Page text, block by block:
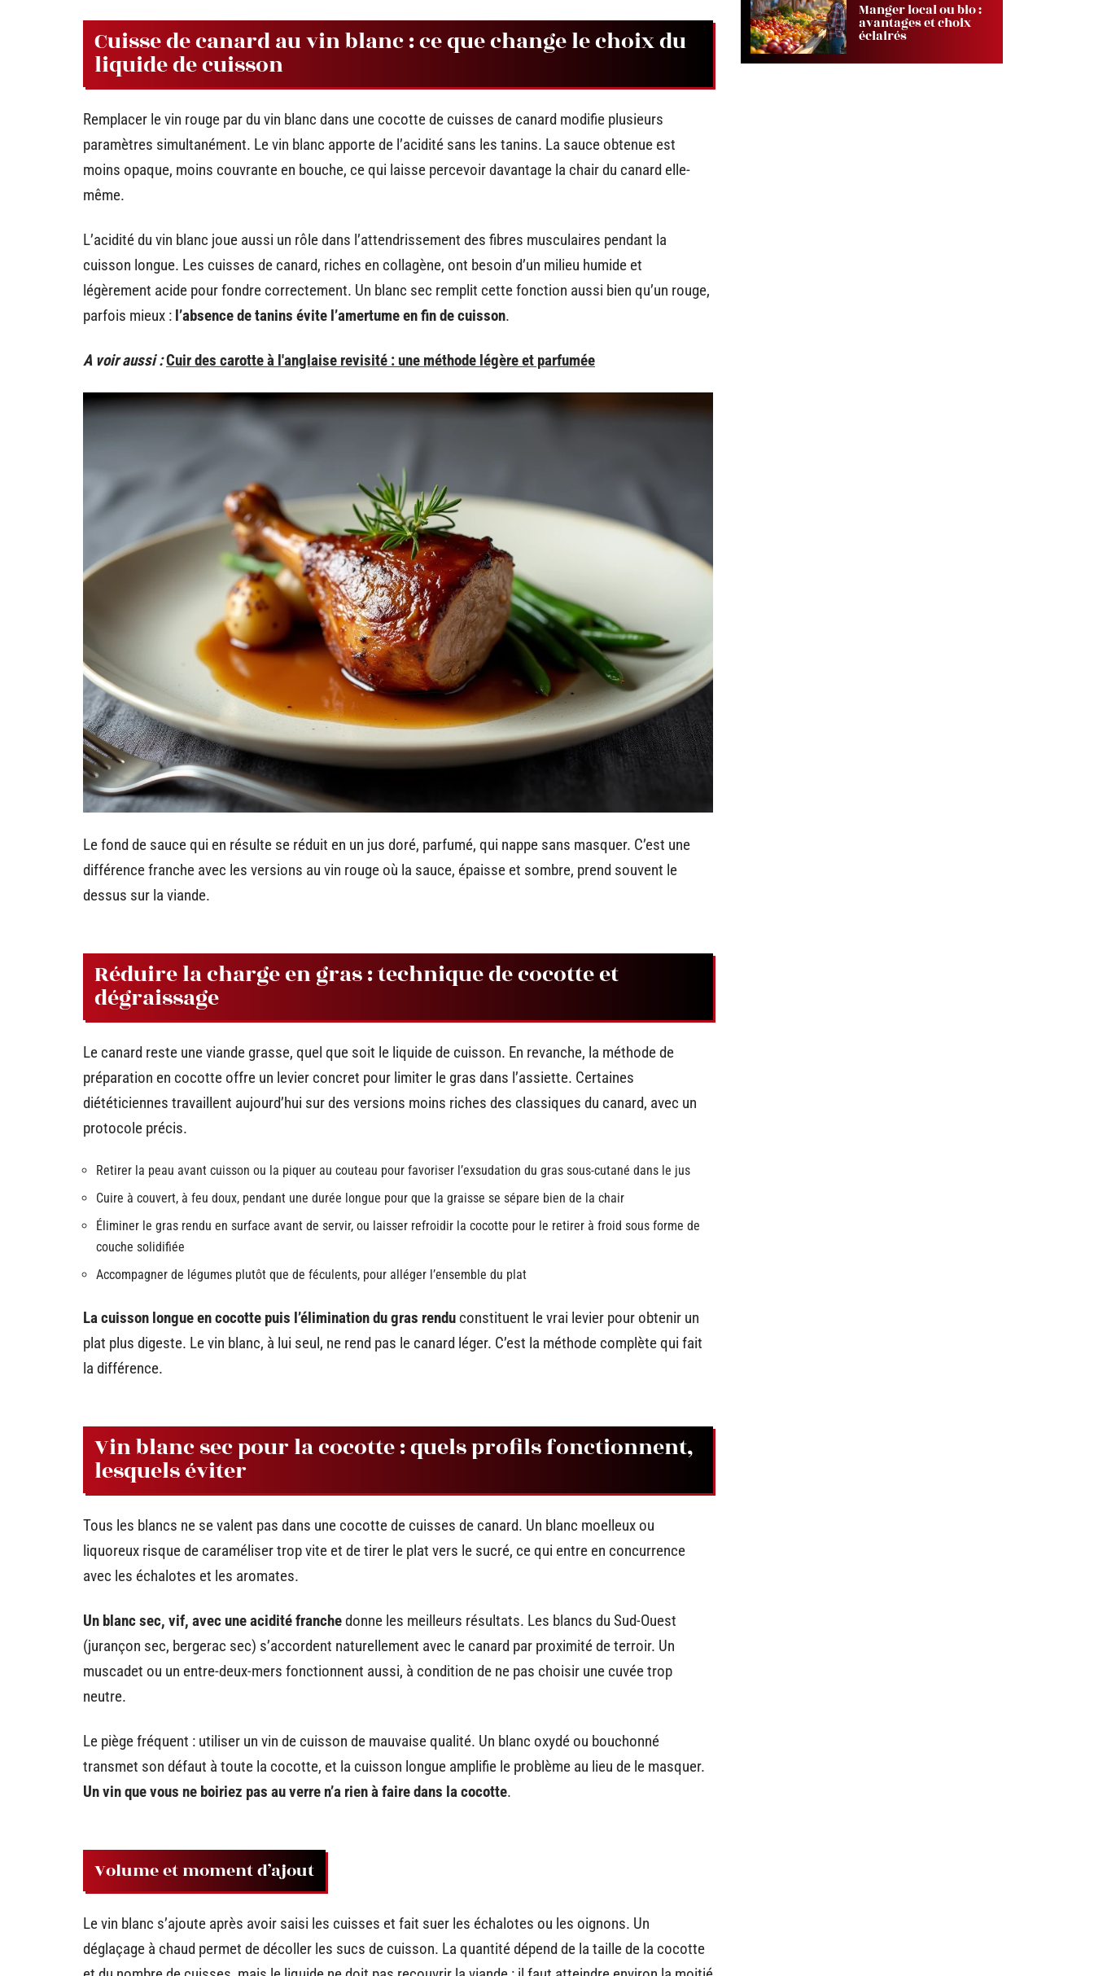
Cuisse de canard au vin blanc : ce que change le choix du
liquide de cuisson
Remplacer le vin rouge par du vin blanc dans une cocotte de cuisses de canard modifie plusieurs
paramètres simultanément. Le vin blanc apporte de l’acidité sans les tanins. La sauce obtenue est
moins opaque, moins couvrante en bouche, ce qui laisse percevoir davantage la chair du canard elle-
même.
L’acidité du vin blanc joue aussi un rôle dans l’attendrissement des fibres musculaires pendant la
cuisson longue. Les cuisses de canard, riches en collagène, ont besoin d’un milieu humide et
légèrement acide pour fondre correctement. Un blanc sec remplit cette fonction aussi bien qu’un rouge,
parfois mieux : l’absence de tanins évite l’amertume en fin de cuisson.
A voir aussi :Cuir des carotte à l'anglaise revisité : une méthode légère et parfumée
Le fond de sauce qui en résulte se réduit en un jus doré, parfumé, qui nappe sans masquer. C’est une
différence franche avec les versions au vin rouge où la sauce, épaisse et sombre, prend souvent le
dessus sur la viande.
Réduire la charge en gras : technique de cocotte et
dégraissage
Le canard reste une viande grasse, quel que soit le liquide de cuisson. En revanche, la méthode de
préparation en cocotte offre un levier concret pour limiter le gras dans l’assiette. Certaines
diététiciennes travaillent aujourd’hui sur des versions moins riches des classiques du canard, avec un
protocole précis.
Retirer la peau avant cuisson ou la piquer au couteau pour favoriser l’exsudation du gras sous-cutané dans le jus
Cuire à couvert, à feu doux, pendant une durée longue pour que la graisse se sépare bien de la chair
Éliminer le gras rendu en surface avant de servir, ou laisser refroidir la cocotte pour le retirer à froid sous forme de
couche solidifiée
Accompagner de légumes plutôt que de féculents, pour alléger l’ensemble du plat
La cuisson longue en cocotte puis l’élimination du gras rendu constituent le vrai levier pour obtenir un
plat plus digeste. Le vin blanc, à lui seul, ne rend pas le canard léger. C’est la méthode complète qui fait
la différence.
Vin blanc sec pour la cocotte : quels profils fonctionnent,
lesquels éviter
Tous les blancs ne se valent pas dans une cocotte de cuisses de canard. Un blanc moelleux ou
liquoreux risque de caraméliser trop vite et de tirer le plat vers le sucré, ce qui entre en concurrence
avec les échalotes et les aromates.
Un blanc sec, vif, avec une acidité franchedonne les meilleurs résultats. Les blancs du Sud-Ouest
(jurançon sec, bergerac sec) s’accordent naturellement avec le canard par proximité de terroir. Un
muscadet ou un entre-deux-mers fonctionnent aussi, à condition de ne pas choisir une cuvée trop
neutre.
Le piège fréquent : utiliser un vin de cuisson de mauvaise qualité. Un blanc oxydé ou bouchonné
transmet son défaut à toute la cocotte, et la cuisson longue amplifie le problème au lieu de le masquer.
Un vin que vous ne boiriez pas au verre n’a rien à faire dans la cocotte.
Volume et moment d’ajout
Le vin blanc s’ajoute après avoir saisi les cuisses et fait suer les échalotes ou les oignons. Un
déglaçage à chaud permet de décoller les sucs de cuisson. La quantité dépend de la taille de la cocotte
Manger local ou bio :
avantages et choix
éclairés